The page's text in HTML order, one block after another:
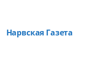
Нарвская Газета